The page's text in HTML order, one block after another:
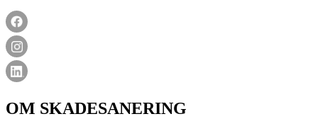
OM SKADESANERING